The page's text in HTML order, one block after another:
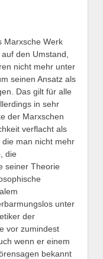
Marxsche Werk
den Umstand,
nicht mehr unter
seinen Ansatz als
Das gilt für alle
in sehr
der Marxschen
verflacht als
man nicht mehr
die
seiner Theorie
unter
der
vor zumindest
wenn er einem
bekannt